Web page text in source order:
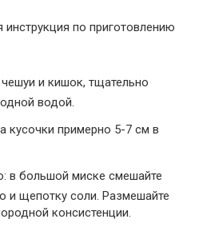
по приготовлению
и кишок, тщательно
водой.
кусочки примерно 5-7 см в
в большой миске смешайте
и щепотку соли. Размешайте
консистенции.